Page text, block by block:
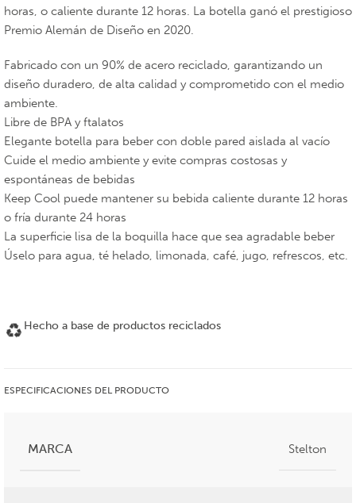
horas, o caliente durante 12 horas. La botella ganó el prestigioso
Premio Alemán de Diseño en 2020.
Fabricado con un 90% de acero reciclado, garantizando un
diseño duradero, de alta calidad y comprometido con el medio
ambiente.
Libre de BPA y ftalatos
Elegante botella para beber con doble pared aislada al vacío
Cuide el medio ambiente y evite compras costosas y
espontáneas de bebidas
Keep Cool puede mantener su bebida caliente durante 12 horas
o fría durante 24 horas
La superficie lisa de la boquilla hace que sea agradable beber
Úselo para agua, té helado, limonada, café, jugo, refrescos, etc.
Hecho a base de productos reciclados
ESPECIFICACIONES DEL PRODUCTO
MARCA Stelton